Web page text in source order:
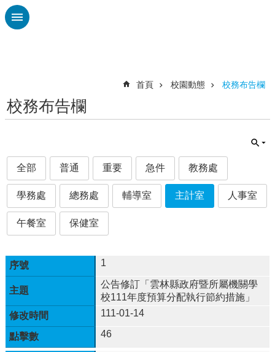
跳到主要內容區塊
校
雲
林
縣
教
育
總
體
程
計
畫
首頁 校園動態 校務布告欄
校務布告欄
全部 普通 重要 急件 教務處
學務處 總務處 輔導室 主計室 人事室
午餐室 保健室
1
公告修訂「雲林縣政府暨所屬機關學
校111年度預算分配執行節約措施」
111-01-14
46